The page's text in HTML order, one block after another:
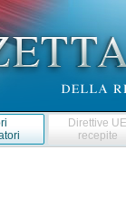
Direttive
recepite